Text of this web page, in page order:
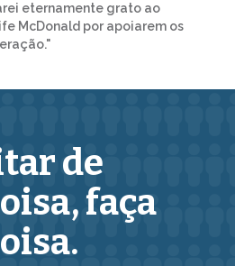
eternamente grato ao
McDonald por apoiarem os
de
faça